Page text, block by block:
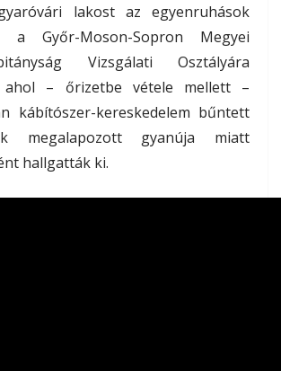
lakost az egyenruhások
Győr-Moson-Sopron Megyei
Vizsgálati Osztályára
ahol – őrizetbe vétele mellett –
kábítószer-kereskedelem bűntett
megalapozott gyanúja miatt
hallgatták ki.